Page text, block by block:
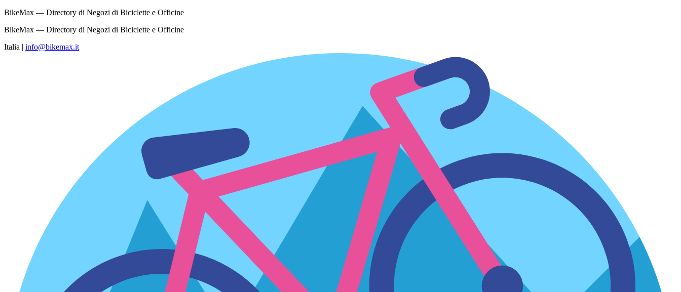
BikeMax — Directory di Negozi di Biciclette e Officine
BikeMax — Directory di Negozi di Biciclette e Officine
Italia | info@bikemax.it